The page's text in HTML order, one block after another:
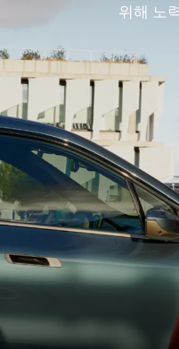
위해 노